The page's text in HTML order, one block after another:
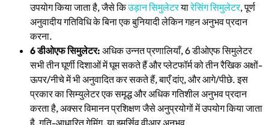
उपयोग किया जाता है, जैसे किउड़ान सिमुलेटरयारेसिंग सिमुलेटर, पूर्ण
अनुवादीय गतिविधि के बिना एक बुनियादी लेकिन गहन अनुभव प्रदान
करना.
6 डीओएफ सिमुलेटर: अधिक उन्नत प्रणालियाँ, 6 डीओएफ सिमुलेटर
सभी तीन घूर्णी दिशाओं में घूम सकते हैं और प्लेटफॉर्म को तीन रैखिक अक्षों-
ऊपर/नीचे में भी अनुवादित कर सकते हैं, बाएँ दांए, और आगे/पीछे. इस
प्रकार का सिम्युलेटर एक समृद्ध और अधिक गतिशील अनुभव प्रदान
करता है, अक्सर विमानन प्रशिक्षण जैसे अनुप्रयोगों में उपयोग किया जाता
है, गति-आधारित गेमिंग, या इमर्सिव वीआर अनुभव.